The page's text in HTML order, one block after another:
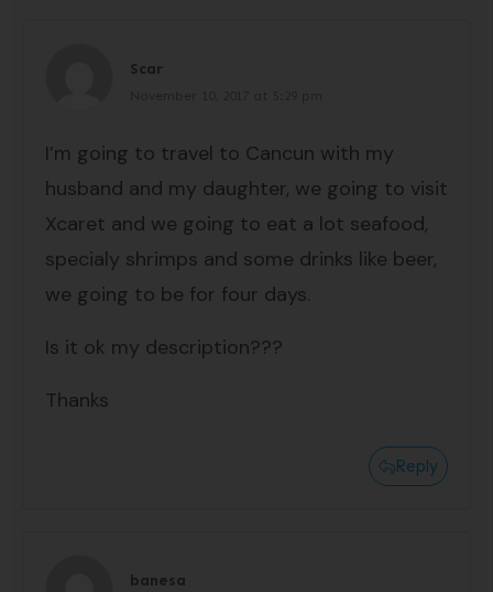
Scar
I’m going to travel to Cancun with my
husband and my daughter, we going to visit
Xcaret and we going to eat a lot seafood,
specialy shrimps and some drinks like beer,
we going to be for four days.
Is it ok my description???
Thanks
Reply
banesa